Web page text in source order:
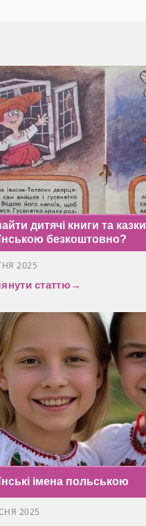
дитячі книги та казки
безкоштовно?
2025
статтю→
імена польською
2025